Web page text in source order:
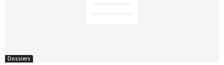
Dossiers